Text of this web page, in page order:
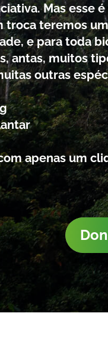
Mas esse
troca teremos
e para toda
antas, muitos
outras
apenas um